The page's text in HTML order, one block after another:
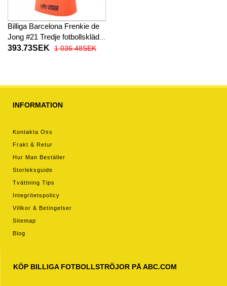
Billiga Barcelona Frenkie de
Jong #21 Tredje fotbollskläder
Dam 2025-26 Kortärmad
393.73SEK 1 036.48SEK
INFORMATION
Kontakta Oss
Frakt & Retur
Hur Man Beställer
Storleksguide
Tvättning Tips
Integritetspolicy
Villkor & Betingelser
Sitemap
Blog
KÖP BILLIGA FOTBOLLSTRÖJOR PÅ ABC.COM